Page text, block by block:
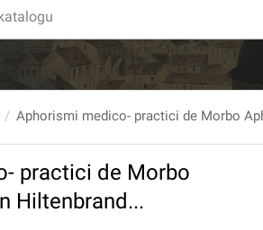
practici de Morbo
Hiltenbrand...